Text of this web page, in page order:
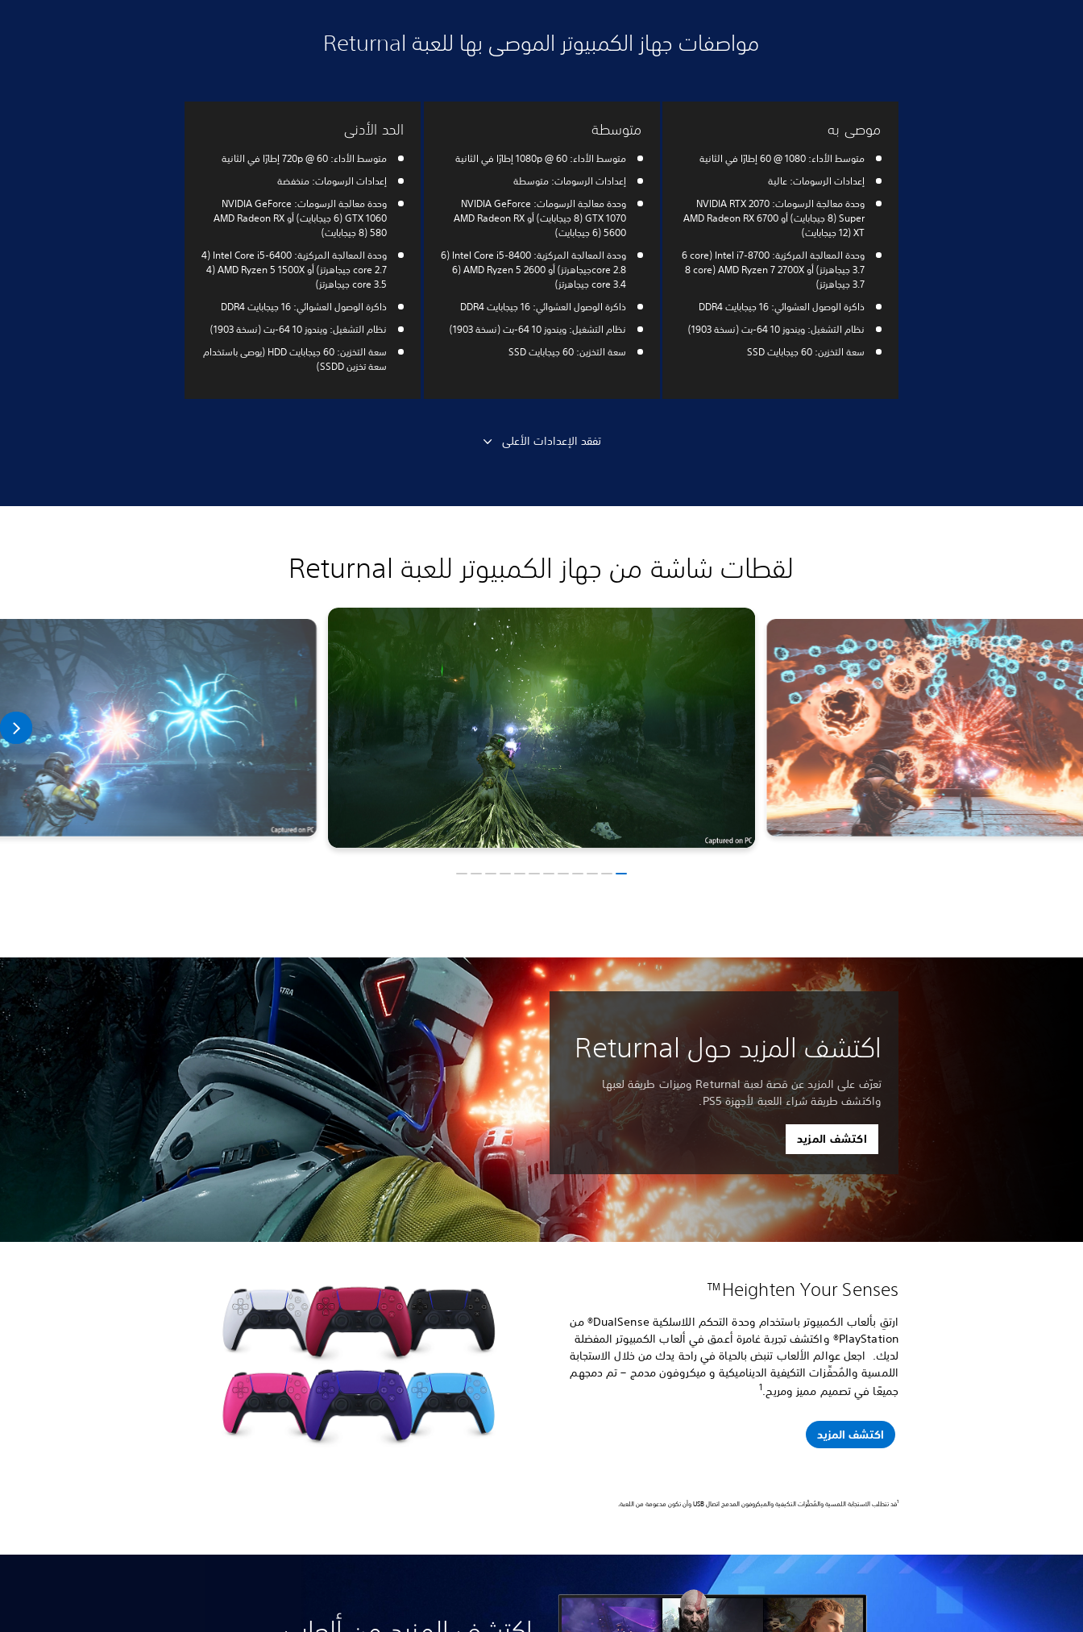
مواصفات جهاز الكمبيوتر الموصى بها للعبة Returnal
الحد الأدنى
متوسط الأداء: 720p @ 60 إطارًا في الثانية
إعدادات الرسومات: منخفضة
وحدة معالجة الرسومات: NVIDIA GeForce
GTX 1060 (6 جيجابايت) أو AMD Radeon RX
580 (8 جيجابايت)
وحدة المعالجة المركزية: Intel Core i5-6400 (4
core 2.7 جيجاهرتز) أو AMD Ryzen 5 1500X (4
core 3.5 جيجاهرتز)
ذاكرة الوصول العشوائي: 16 جيجابايت DDR4
نظام التشغيل: ويندوز 10 64-بت (نسخة 1903)
سعة التخزين: 60 جيجابايت HDD (يوصى باستخدام
سعة تخزين SSDD)
متوسطة
متوسط الأداء: 1080p @ 60 إطارًا في الثانية
إعدادات الرسومات: متوسطة
وحدة معالجة الرسومات: NVIDIA GeForce
GTX 1070 (8 جيجابايت) أو AMD Radeon RX
5600 (6 جيجابايت)
وحدة المعالجة المركزية: Intel Core i5-8400 (6
core 2.8جيجاهرتز) أو AMD Ryzen 5 2600 (6
core 3.4 جيجاهرتز)
ذاكرة الوصول العشوائي: 16 جيجابايت DDR4
نظام التشغيل: ويندوز 10 64-بت (نسخة 1903)
سعة التخزين: 60 جيجابايت SSD
موصى به
متوسط الأداء: 1080 @ 60 إطارًا في الثانية
إعدادات الرسومات: عالية
وحدة معالجة الرسومات: NVIDIA RTX 2070
Super (8 جيجابايت) أو AMD Radeon RX 6700
XT (12 جيجابايت)
وحدة المعالجة المركزية: Intel i7-8700 (6 core
3.7 جيجاهرتز) أو AMD Ryzen 7 2700X (8 core
3.7 جيجاهرتز)
ذاكرة الوصول العشوائي: 16 جيجابايت DDR4
نظام التشغيل: ويندوز 10 64-بت (نسخة 1903)
سعة التخزين: 60 جيجابايت SSD
تفقد الإعدادات الأعلى
لقطات شاشة من جهاز الكمبيوتر للعبة Returnal
اكتشف المزيد حول Returnal
تعرّف على المزيد عن قصة لعبة Returnal وميزات طريقة لعبها
واكتشف طريقة شراء اللعبة لأجهزة PS5.
اكتشف المزيد
Heighten Your Senses™
ارتقِ بألعاب الكمبيوتر باستخدام وحدة التحكم اللاسلكية DualSense® من
PlayStation® واكتشف تجربة غامرة أعمق في ألعاب الكمبيوتر المفضلة
لديك.‏ اجعل عوالم الألعاب تنبض بالحياة في راحة يدك من خلال الاستجابة
اللمسية والمُحفِّزات التكيفية الديناميكية و ميكروفون مدمج – تم دمجهم
جميعًا في تصميم مميز ومريح.‏1
اكتشف المزيد
1قد تتطلب الاستجابة اللمسية والمُحفِّزات التكيفية والميكروفون المدمج اتصال USB وأن تكون مدعومة من اللعبة.